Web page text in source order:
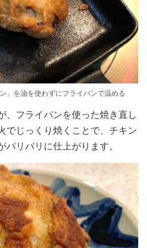
」を油を使わずにフライパンで温める
、フライパンを使った焼き直し
でじっくり焼くことで、チキン
リパリに仕上がります。